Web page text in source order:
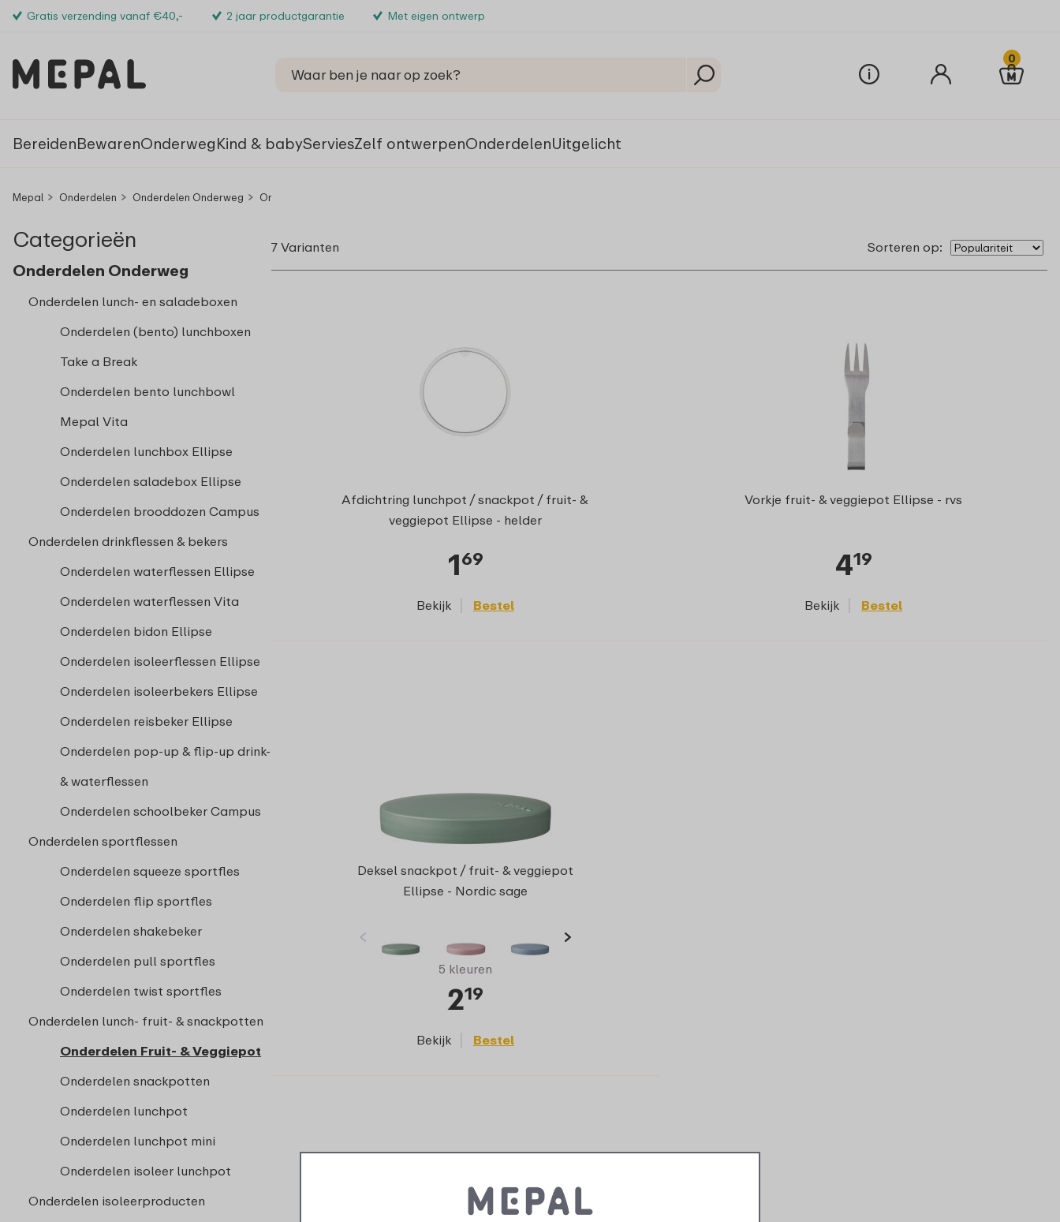
Gratis verzending vanaf €40,- 2 jaar productgarantie Met eigen ontwerp
0
BereidenBewarenOnderwegKind & babyServiesZelf ontwerpenOnderdelenUitgelicht
Mepal Onderdelen Onderdelen Onderweg Onderdelen lunch- fruit- & snackpotten
Categorieën
Onderdelen Onderweg
Onderdelen lunch- en saladeboxen
Onderdelen (bento) lunchboxen
Take a Break
Onderdelen bento lunchbowl
Mepal Vita
Onderdelen lunchbox Ellipse
Onderdelen saladebox Ellipse
Onderdelen brooddozen Campus
Onderdelen drinkflessen & bekers
Onderdelen waterflessen Ellipse
Onderdelen waterflessen Vita
Onderdelen bidon Ellipse
Onderdelen isoleerflessen Ellipse
Onderdelen isoleerbekers Ellipse
Onderdelen reisbeker Ellipse
Onderdelen pop-up & flip-up drink-
& waterflessen
Onderdelen schoolbeker Campus
Onderdelen sportflessen
Onderdelen squeeze sportfles
Onderdelen flip sportfles
Onderdelen shakebeker
Onderdelen pull sportfles
Onderdelen twist sportfles
Onderdelen lunch- fruit- & snackpotten
Onderdelen Fruit- & Veggiepot
Onderdelen snackpotten
Onderdelen lunchpot
Onderdelen lunchpot mini
Onderdelen isoleer lunchpot
Onderdelen isoleerproducten
7 Varianten Sorteren op:
Afdichtring lunchpot / snackpot / fruit- &
veggiepot Ellipse - helder
169
Bekijk Bestel
Vorkje fruit- & veggiepot Ellipse - rvs
419
Bekijk Bestel
Deksel snackpot / fruit- & veggiepot
Ellipse - Nordic sage
5 kleuren
219
Bekijk Bestel